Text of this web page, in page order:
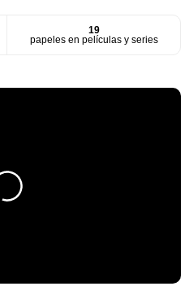
19
papeles en películas y series